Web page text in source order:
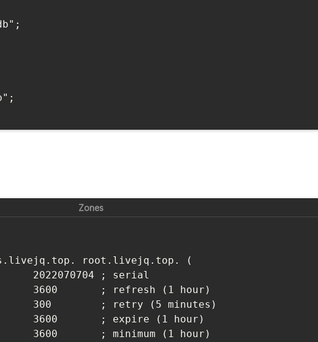
2022070704 ; serial
3600       ; refresh (1 hour)
300        ; retry (5 minutes)
3600       ; expire (1 hour)
3600       ; minimum (1 hour)